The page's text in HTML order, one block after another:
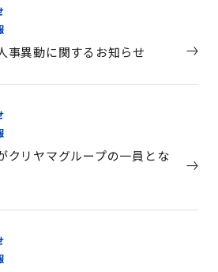
事異動に関するお知らせ
クリヤマグループの一員とな